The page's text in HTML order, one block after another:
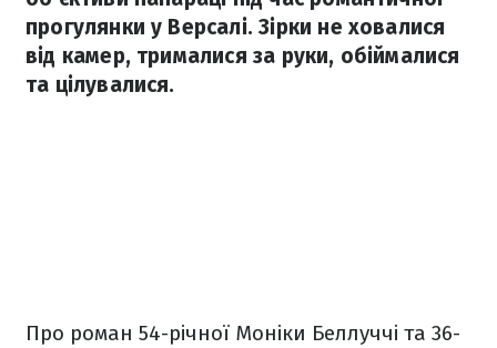
прогулянки у Версалі. Зірки не ховалися
від камер, трималися за руки, обіймалися
та цілувалися.
Про роман 54-річної Моніки Беллуччі та 36-